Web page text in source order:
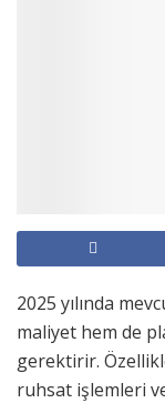
2025 yılında
maliyet hem de
gerektirir.
ruhsat işlemleri